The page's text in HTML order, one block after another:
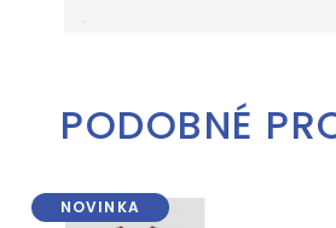
PODOBNÉ
NOVINKA